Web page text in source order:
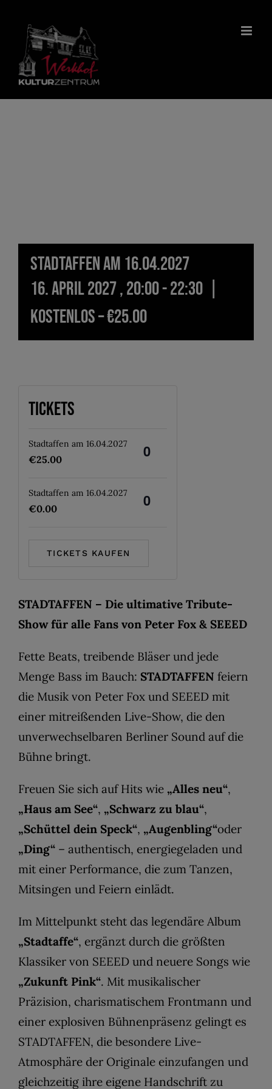
Inhalt
springen
Stadtaffen am 16.04.2027
16. April 2027 , 20:00-22:30
KOSTENLOS – €25.00
Tickets
Stadtaffen am 16.04.2027
€25.00 Anzahl
Stadtaffen am 16.04.2027
€0.00 Anzahl
TICKETS KAUFEN
STADTAFFEN – Die ultimative Tribute-
Show für alle Fans von Peter Fox & SEEED
Fette Beats, treibende Bläser und jede
Menge Bass im Bauch: STADTAFFEN feiern
die Musik von Peter Fox und SEEED mit
einer mitreißenden Live-Show, die den
unverwechselbaren Berliner Sound auf die
Bühne bringt.
Freuen Sie sich auf Hits wie „Alles neu“,
„Haus am See“, „Schwarz zu blau“,
„Schüttel dein Speck“, „Augenbling“oder
„Ding“ – authentisch, energiegeladen und
mit einer Performance, die zum Tanzen,
Mitsingen und Feiern einlädt.
Im Mittelpunkt steht das legendäre Album
„Stadtaffe“, ergänzt durch die größten
Klassiker von SEEED und neuere Songs wie
„Zukunft Pink“. Mit musikalischer
Präzision, charismatischem Frontmann und
einer explosiven Bühnenpräsenz gelingt es
STADTAFFEN, die besondere Live-
Atmosphäre der Originale einzufangen und
gleichzeitig ihre eigene Handschrift zu